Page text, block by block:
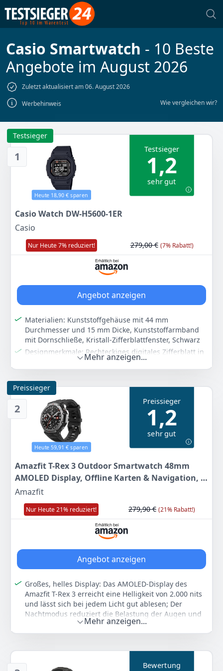
Casio Smartwatch - 10 Beste
Angebote im August 2026
Zuletzt aktualisiert am 06. August 2026
Werbehinweis
Wie vergleichen wir?
1
Testsieger
Heute 18,90 € sparen
Testsieger
1,2
sehr gut
Casio Watch DW-H5600-1ER
Casio
Nur Heute 7% reduziert! 279,00 € (7% Rabatt!)
Angebot anzeigen
Materialien: Kunststoffgehäuse mit 44 mm
Durchmesser und 15 mm Dicke, Kunststoffarmband
mit Dornschließe, Kristall-Zifferblattfenster, Schwarz
Designmerkmale: Rechteckiges digitales Zifferblatt in
Schwarz, Quarzwerk, Tag-Datum-Kalender,
Beleuchtungsfunktion für Ablesbarkeit
Funktionalität: Bluetooth-Konnektivität, Pulsmesser für
Herzfrequenzüberwachung, Stoppuhr-Funktion,
Solarbetrieben mit Lithium-Batterie
Technische Daten: 20 Bar Wasserdichtigkeit bis 200
Meter Tiefe, Gewicht 260 Gramm, Modellnummer DW-
H5600-1ER, Quarzbewegung
Weitere Informationen: Solarbetrieb mit
für Herren, EAN 4549526347481
Farbe Hersteller Gewicht
Schwarz
26010 €
279,00 €-7%
Zum Angebot
Mehr anzeigen...
2
Preissieger
Heute 59,91 € sparen
Preissieger
1,2
sehr gut
Amazfit T-Rex 3 Outdoor Smartwatch 48mm
AMOLED Display, Offline Karten & Navigation, 6
Satellitensysteme Dual Band GPS, 27 Tage
Akkulaufzeit, NFC Zahlung, 170+
Sportmodus,45m Freitauchen für Abenteuer
Amazfit
Nur Heute 21% reduziert! 279,90 € (21% Rabatt!)
Angebot anzeigen
Großes, helles Display: Das AMOLED-Display des
Amazfit T-Rex 3 erreicht eine Helligkeit von 2.000 nits
und lässt sich bei jedem Licht gut ablesen; Der
Nachtmodus reduziert die Belastung der Augen und
der Handschuhmodus sorgt dafür, dass der
Bildschirm auch mit bis zu 2 mm dicken Handschuhen
großen Display, der Lünette aus 316L-Edelstahl und
Mehr anzeigen...
Bewertung